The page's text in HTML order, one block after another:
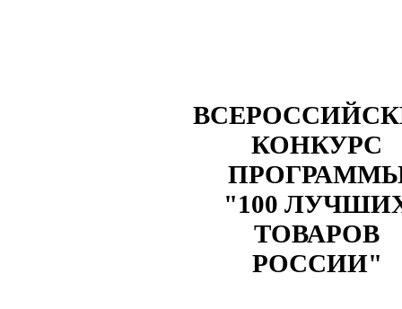
КОНКУРС
"100
ТОВАРОВ
РОССИИ"